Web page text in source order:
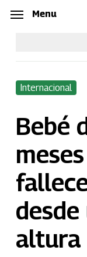
Skip
content
Menu
Internacional
Bebé
altura
Menu